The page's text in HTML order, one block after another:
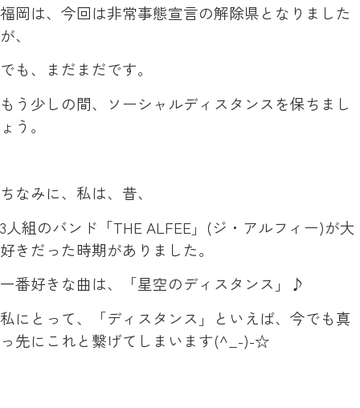
福岡は、今回は非常事態宣言の解除県となりました
が、
でも、まだまだです。
もう少しの間、ソーシャルディスタンスを保ちまし
ょう。
ちなみに、私は、昔、
3人組のバンド「THE ALFEE」(ジ・アルフィー)が大
好きだった時期がありました。
一番好きな曲は、「星空のディスタンス」♪
私にとって、「ディスタンス」といえば、今でも真
っ先にこれと繋げてしまいます(^_-)-☆